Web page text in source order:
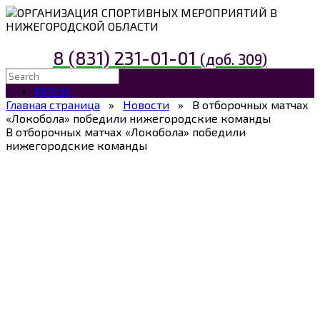
ОРГАНИЗАЦИЯ СПОРТИВНЫХ МЕРОПРИЯТИЙ В
НИЖЕГОРОДСКОЙ ОБЛАСТИ
8 (831) 231-01-01 (доб. 309)
МЕНЮ
Главная страница » Новости » В отборочных матчах
«Локобола» победили нижегородские команды
В отборочных матчах «Локобола» победили
нижегородские команды